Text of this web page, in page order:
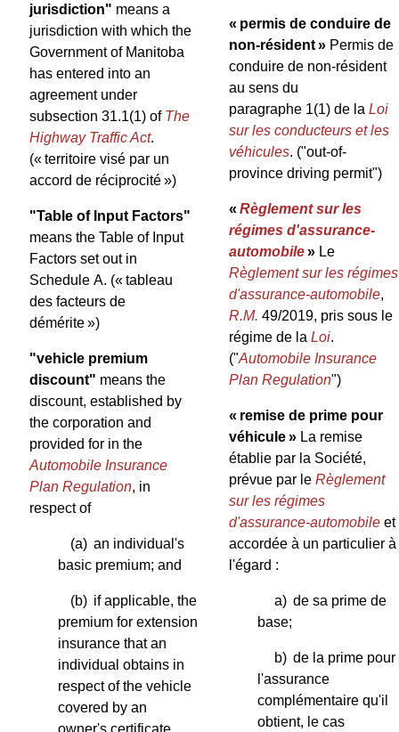
jurisdiction" means a
jurisdiction with which the
Government of Manitoba
has entered into an
agreement under
subsection 31.1(1) of The
Highway Traffic Act.
(« territoire visé par un
accord de réciprocité »)
"Table of Input Factors"
means the Table of Input
Factors set out in
Schedule A. (« tableau
des facteurs de
démérite »)
"vehicle premium
discount" means the
discount, established by
the corporation and
provided for in the
Automobile Insurance
Plan Regulation, in
respect of
(a) an individual's
basic premium; and
(b) if applicable, the
premium for extension
insurance that an
individual obtains in
respect of the vehicle
covered by an
owner's certificate.
« permis de conduire de
non-résident » Permis de
conduire de non-résident
au sens du
paragraphe 1(1) de la Loi
sur les conducteurs et les
véhicules. ("out-of-
province driving permit")
« Règlement sur les
régimes d'assurance-
automobile» Le
Règlement sur les régimes
d'assurance-automobile,
R.M. 49/2019, pris sous le
régime de la Loi.
("Automobile Insurance
Plan Regulation")
« remise de prime pour
véhicule » La remise
établie par la Société,
prévue par le Règlement
sur les régimes
d'assurance-automobile et
accordée à un particulier à
l'égard :
a) de sa prime de
base;
b) de la prime pour
l'assurance
complémentaire qu'il
obtient, le cas